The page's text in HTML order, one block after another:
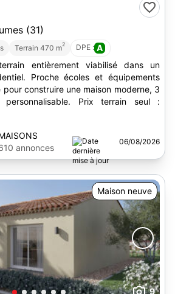
(31)
Terrain 470 m2 DPE : A
entièrement viabilisé dans un
Proche écoles et équipements
construire une maison moderne, 3
personnalisable. Prix terrain seul :
annonces
06/08/2026
Maison neuve
9